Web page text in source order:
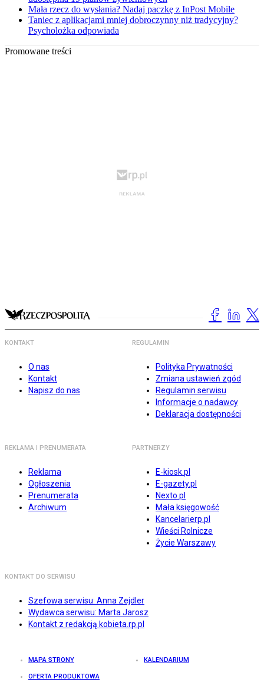
Mała rzecz do wysłania? Nadaj paczkę z InPost Mobile
Taniec z aplikacjami mniej dobroczynny niż tradycyjny?
Psycholożka odpowiada
Promowane treści
KONTAKT
O nas
Kontakt
Napisz do nas
REGULAMIN
Polityka Prywatności
Zmiana ustawień zgód
Regulamin serwisu
Informacje o nadawcy
Deklaracja dostępności
REKLAMA I PRENUMERATA
Reklama
Ogłoszenia
Prenumerata
Archiwum
PARTNERZY
E-kiosk.pl
E-gazety.pl
Nexto.pl
Mała księgowość
Kancelarierp.pl
Wieści Rolnicze
Życie Warszawy
KONTAKT DO SERWISU
Szefowa serwisu: Anna Zejdler
Wydawca serwisu: Marta Jarosz
Kontakt z redakcją kobieta.rp.pl
MAPA STRONY KALENDARIUM
OFERTA PRODUKTOWA